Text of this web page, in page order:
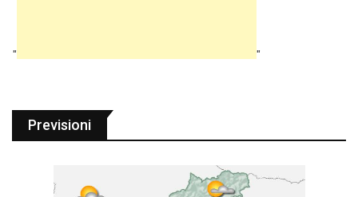
" "
Previsioni